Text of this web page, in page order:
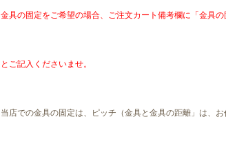
金具の固定をご希望の場合、ご注文カート備考欄に「金具の
とご記入くださいませ。
当店での金具の固定は、ピッチ（金具と金具の距離」は、お